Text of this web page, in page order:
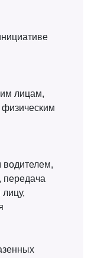
лицам,
водителем,
передача